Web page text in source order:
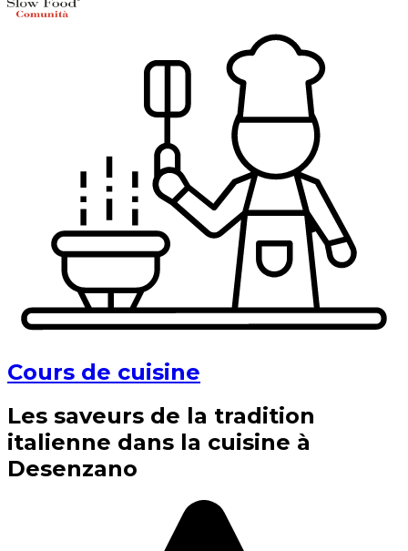
Cours de cuisine
Les saveurs de la tradition
italienne dans la cuisine à
Desenzano